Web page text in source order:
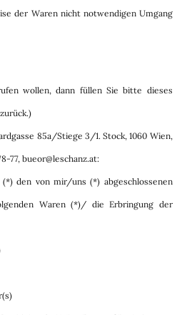
der Waren nicht notwendigen Umgang
wollen, dann füllen Sie bitte dieses
85a/Stiege 3/1. Stock, 1060 Wien,
77, bueor@leschanz.at:
den von mir/uns (*) abgeschlossenen
Waren (*)/ die Erbringung der